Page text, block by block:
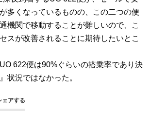
多くなっているものの、この二つの便
機関で移動することが難しいので、こ
スが改善されることに期待したいとこ
622便は90%ぐらいの搭乗率であり決
状況ではなかった。
ェアする